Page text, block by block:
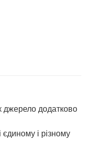
джерело додатково
єдиному і різному